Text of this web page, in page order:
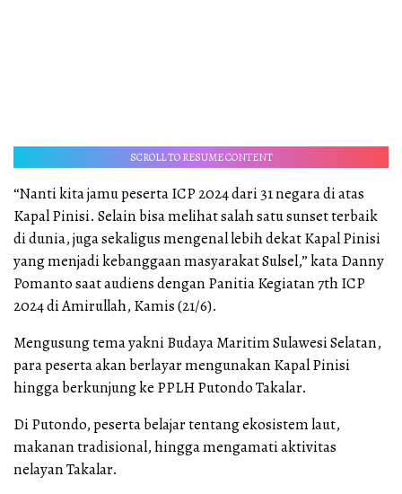
SCROLL TO RESUME CONTENT
“Nanti kita jamu peserta ICP 2024 dari 31 negara di atas
Kapal Pinisi. Selain bisa melihat salah satu sunset terbaik
di dunia, juga sekaligus mengenal lebih dekat Kapal Pinisi
yang menjadi kebanggaan masyarakat Sulsel,” kata Danny
Pomanto saat audiens dengan Panitia Kegiatan 7th ICP
2024 di Amirullah, Kamis (21/6).
Mengusung tema yakni Budaya Maritim Sulawesi Selatan,
para peserta akan berlayar mengunakan Kapal Pinisi
hingga berkunjung ke PPLH Putondo Takalar.
Di Putondo, peserta belajar tentang ekosistem laut,
makanan tradisional, hingga mengamati aktivitas
nelayan Takalar.